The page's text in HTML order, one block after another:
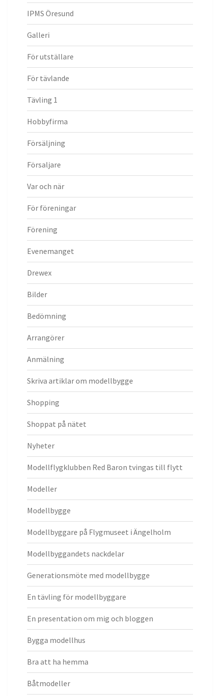
IPMS Öresund
Galleri
För utställare
För tävlande
Tävling 1
Hobbyfirma
Försäljning
Försaljare
Var och när
För föreningar
Förening
Evenemanget
Drewex
Bilder
Bedömning
Arrangörer
Anmälning
Skriva artiklar om modellbygge
Shopping
Shoppat på nätet
Nyheter
Modellflygklubben Red Baron tvingas till flytt
Modeller
Modellbygge
Modellbyggare på Flygmuseet i Ängelholm
Modellbyggandets nackdelar
Generationsmöte med modellbygge
En tävling för modellbyggare
En presentation om mig och bloggen
Bygga modellhus
Bra att ha hemma
Båtmodeller